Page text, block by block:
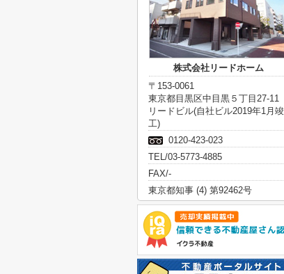
株式会社リードホーム
〒153-0061
東京都目黒区中目黒５丁目27-11
リードビル(自社ビル2019年1月竣
工)
0120-423-023
TEL/03-5773-4885
FAX/-
東京都知事 (4) 第92462号